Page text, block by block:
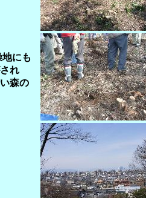
にも
れ
森の